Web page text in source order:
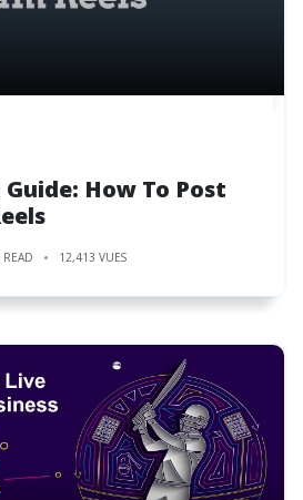
How To Post
12,413 VUES